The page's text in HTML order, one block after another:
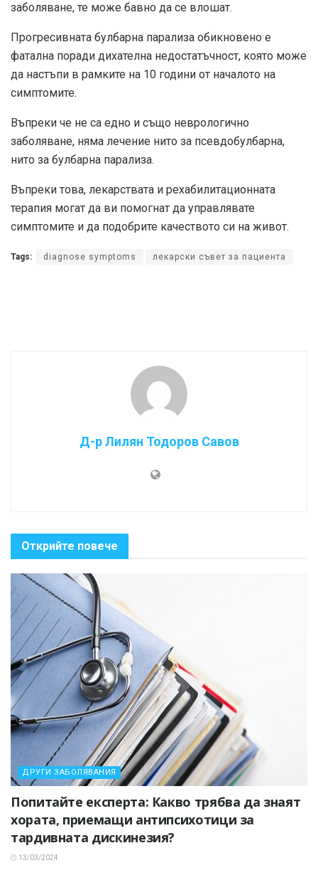
заболяване, те може бавно да се влошат.
Прогресивната булбарна парализа обикновено е
фатална поради дихателна недостатъчност, която може
да настъпи в рамките на 10 години от началото на
симптомите.
Въпреки че не са едно и също неврологично
заболяване, няма лечение нито за псевдобулбарна,
нито за булбарна парализа.
Въпреки това, лекарствата и рехабилитационната
терапия могат да ви помогнат да управлявате
симптомите и да подобрите качеството си на живот.
Tags: diagnose symptoms лекарски съвет за пациента
Д-р Лилян Тодоров Савов
Открийте повече
ДРУГИ ЗАБОЛЯВАНИЯ
Попитайте експерта: Какво трябва да знаят
хората, приемащи антипсихотици за
тардивната дискинезия?
13/03/2024